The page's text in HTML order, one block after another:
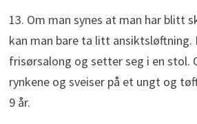
13. Om man synes at man har blitt
kan man bare ta litt ansiktsløftning.
frisørsalong og setter seg i en stol.
rynkene og sveiser på et ungt og
9 år.